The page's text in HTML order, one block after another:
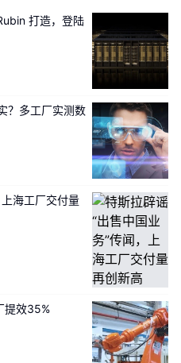
的智能体吞吐量提升了 10
理、检索、工具调用和响
后可能涉及数千个步骤。”
行官黄仁勋表示：“Vera
它是一台能够规模化输
驱动下一次工业革命所需
扫描下方二维码阅读完
打造，登陆
？多工厂实测数
海工厂交付量
提效35%